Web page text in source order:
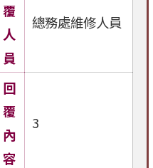
覆
人
員
總務處維修人員
回
覆
內
容
3